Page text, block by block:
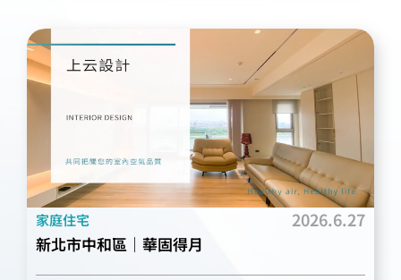
家庭住宅 2026.6.27
新北市中和區｜華固得月